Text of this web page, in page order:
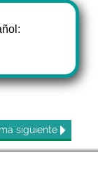
siguiente